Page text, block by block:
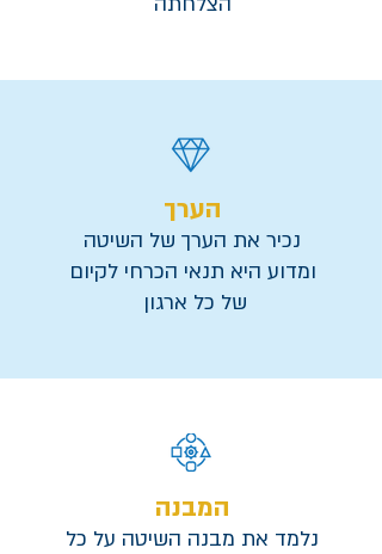
הערך
נכיר את הערך של השיטה
ומדוע היא תנאי הכרחי לקיום
של כל ארגון
המבנה
נלמד את מבנה השיטה על כל